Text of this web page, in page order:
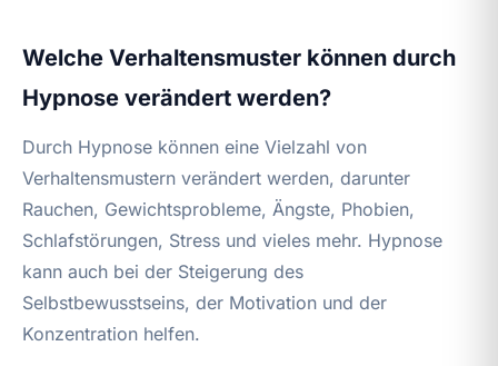
Welche Verhaltensmuster können durch
Hypnose verändert werden?
Durch Hypnose können eine Vielzahl von
Verhaltensmustern verändert werden, darunter
Rauchen, Gewichtsprobleme, Ängste, Phobien,
Schlafstörungen, Stress und vieles mehr. Hypnose
kann auch bei der Steigerung des
Selbstbewusstseins, der Motivation und der
Konzentration helfen.